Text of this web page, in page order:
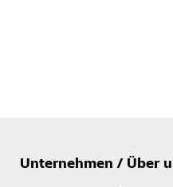
Unternehmen / Über